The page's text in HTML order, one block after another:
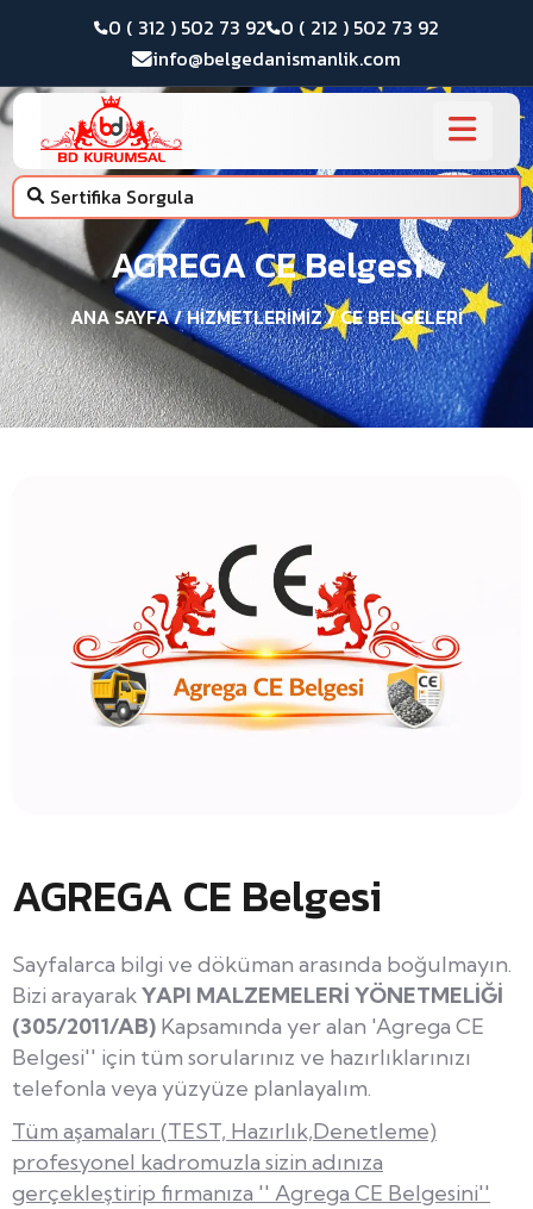
0 ( 312 ) 502 73 92 0 ( 212 ) 502 73 92
info@belgedanismanlik.com
Sertifika Sorgula
AGREGA CE Belgesi
ANA SAYFA/ HIZMETLERIMIZ / CE BELGELERI
AGREGA CE Belgesi
Sayfalarca bilgi ve döküman arasında boğulmayın.
Bizi arayarakYAPI MALZEMELERİ YÖNETMELİĞİ
(305/2011/AB) Kapsamında yer alan 'Agrega CE
Belgesi'' için tüm sorularınız ve hazırlıklarınızı
telefonla veya yüzyüze planlayalım.
Tüm aşamaları (TEST, Hazırlık,Denetleme)
profesyonel kadromuzla sizin adınıza
gerçekleştirip firmanıza '' Agrega CE Belgesini''